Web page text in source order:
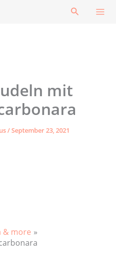
Suchen
mit
/September 23, 2021
& more